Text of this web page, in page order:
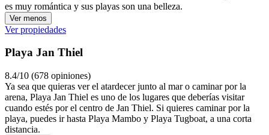
es muy romántica y sus playas son una belleza.
Ver menos
Ver propiedades
Playa Jan Thiel
8.4/10 (678 opiniones)
Ya sea que quieras ver el atardecer junto al mar o caminar por la
arena, Playa Jan Thiel es uno de los lugares que deberías visitar
cuando estés por el centro de Jan Thiel. Si quieres caminar por la
playa, puedes ir hasta Playa Mambo y Playa Tugboat, a una corta
distancia.